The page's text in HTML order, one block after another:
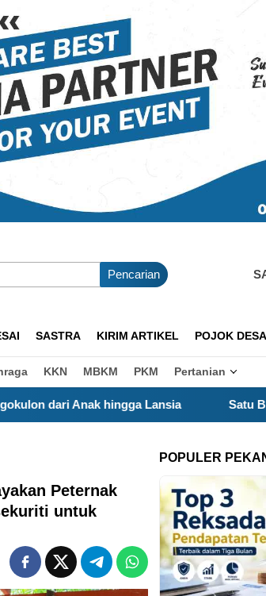
Pencarian
SASTRA KIRIM ARTIKEL POJOK DESA
KKN MBKM PKM Pertanian
Satu Bulan Mengabdi, BBK 8
Peternak
untuk
POPULER